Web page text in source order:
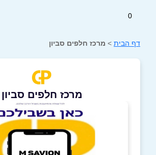
0
דף הבית > מרכז חלפים סביון
מרכז חלפים סביון